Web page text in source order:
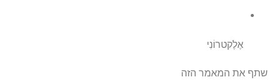
אֶלֶקטרוֹנִי
שתף את המאמר הזה